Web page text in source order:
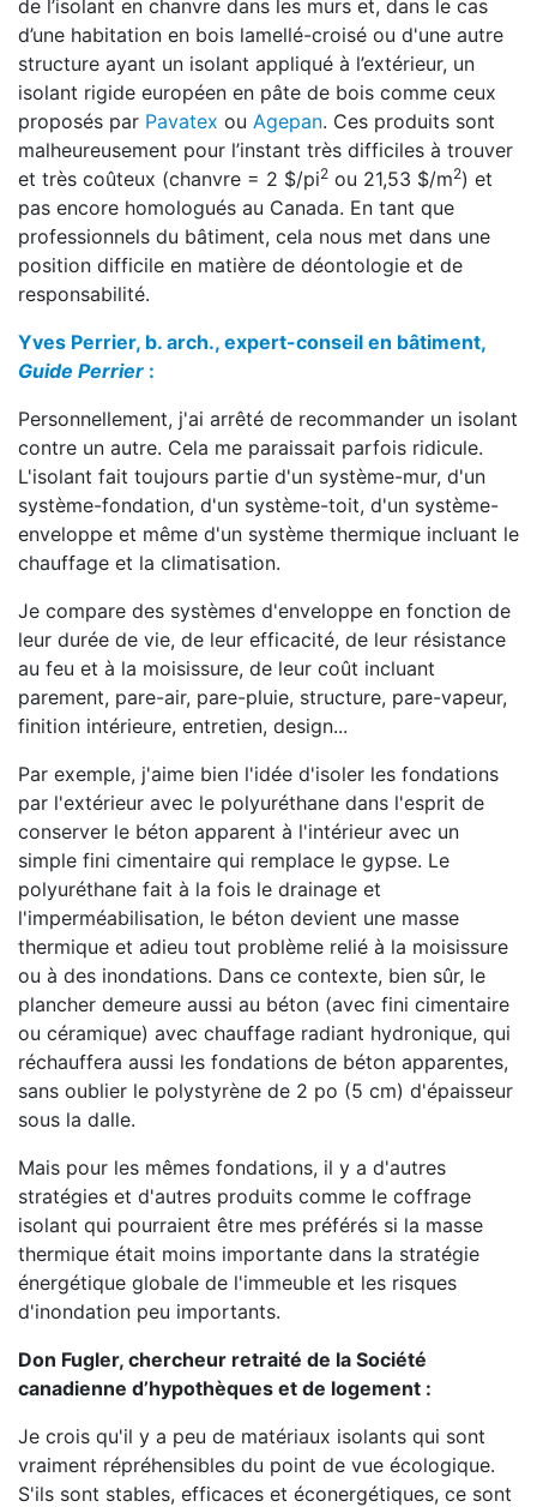
de l’isolant en chanvre dans les murs et, dans le cas
d’une habitation en bois lamellé-croisé ou d'une autre
structure ayant un isolant appliqué à l’extérieur, un
isolant rigide européen en pâte de bois comme ceux
proposés par Pavatex ou Agepan. Ces produits sont
malheureusement pour l’instant très difficiles à trouver
et très coûteux (chanvre = 2 $/pi2 ou 21,53 $/m2) et
pas encore homologués au Canada. En tant que
professionnels du bâtiment, cela nous met dans une
position difficile en matière de déontologie et de
responsabilité.
Yves Perrier, b. arch., expert-conseil en bâtiment,
Guide Perrier :
Personnellement, j'ai arrêté de recommander un isolant
contre un autre. Cela me paraissait parfois ridicule.
L'isolant fait toujours partie d'un système-mur, d'un
système-fondation, d'un système-toit, d'un système-
enveloppe et même d'un système thermique incluant le
chauffage et la climatisation.
Je compare des systèmes d'enveloppe en fonction de
leur durée de vie, de leur efficacité, de leur résistance
au feu et à la moisissure, de leur coût incluant
parement, pare-air, pare-pluie, structure, pare-vapeur,
finition intérieure, entretien, design...
Par exemple, j'aime bien l'idée d'isoler les fondations
par l'extérieur avec le polyuréthane dans l'esprit de
conserver le béton apparent à l'intérieur avec un
simple fini cimentaire qui remplace le gypse. Le
polyuréthane fait à la fois le drainage et
l'imperméabilisation, le béton devient une masse
thermique et adieu tout problème relié à la moisissure
ou à des inondations. Dans ce contexte, bien sûr, le
plancher demeure aussi au béton (avec fini cimentaire
ou céramique) avec chauffage radiant hydronique, qui
réchauffera aussi les fondations de béton apparentes,
sans oublier le polystyrène de 2 po (5 cm) d'épaisseur
sous la dalle.
Mais pour les mêmes fondations, il y a d'autres
stratégies et d'autres produits comme le coffrage
isolant qui pourraient être mes préférés si la masse
thermique était moins importante dans la stratégie
énergétique globale de l'immeuble et les risques
d'inondation peu importants.
Don Fugler, chercheur retraité de la Société
canadienne d’hypothèques et de logement :
Je crois qu'il y a peu de matériaux isolants qui sont
vraiment répréhensibles du point de vue écologique.
S'ils sont stables, efficaces et éconergétiques, ce sont